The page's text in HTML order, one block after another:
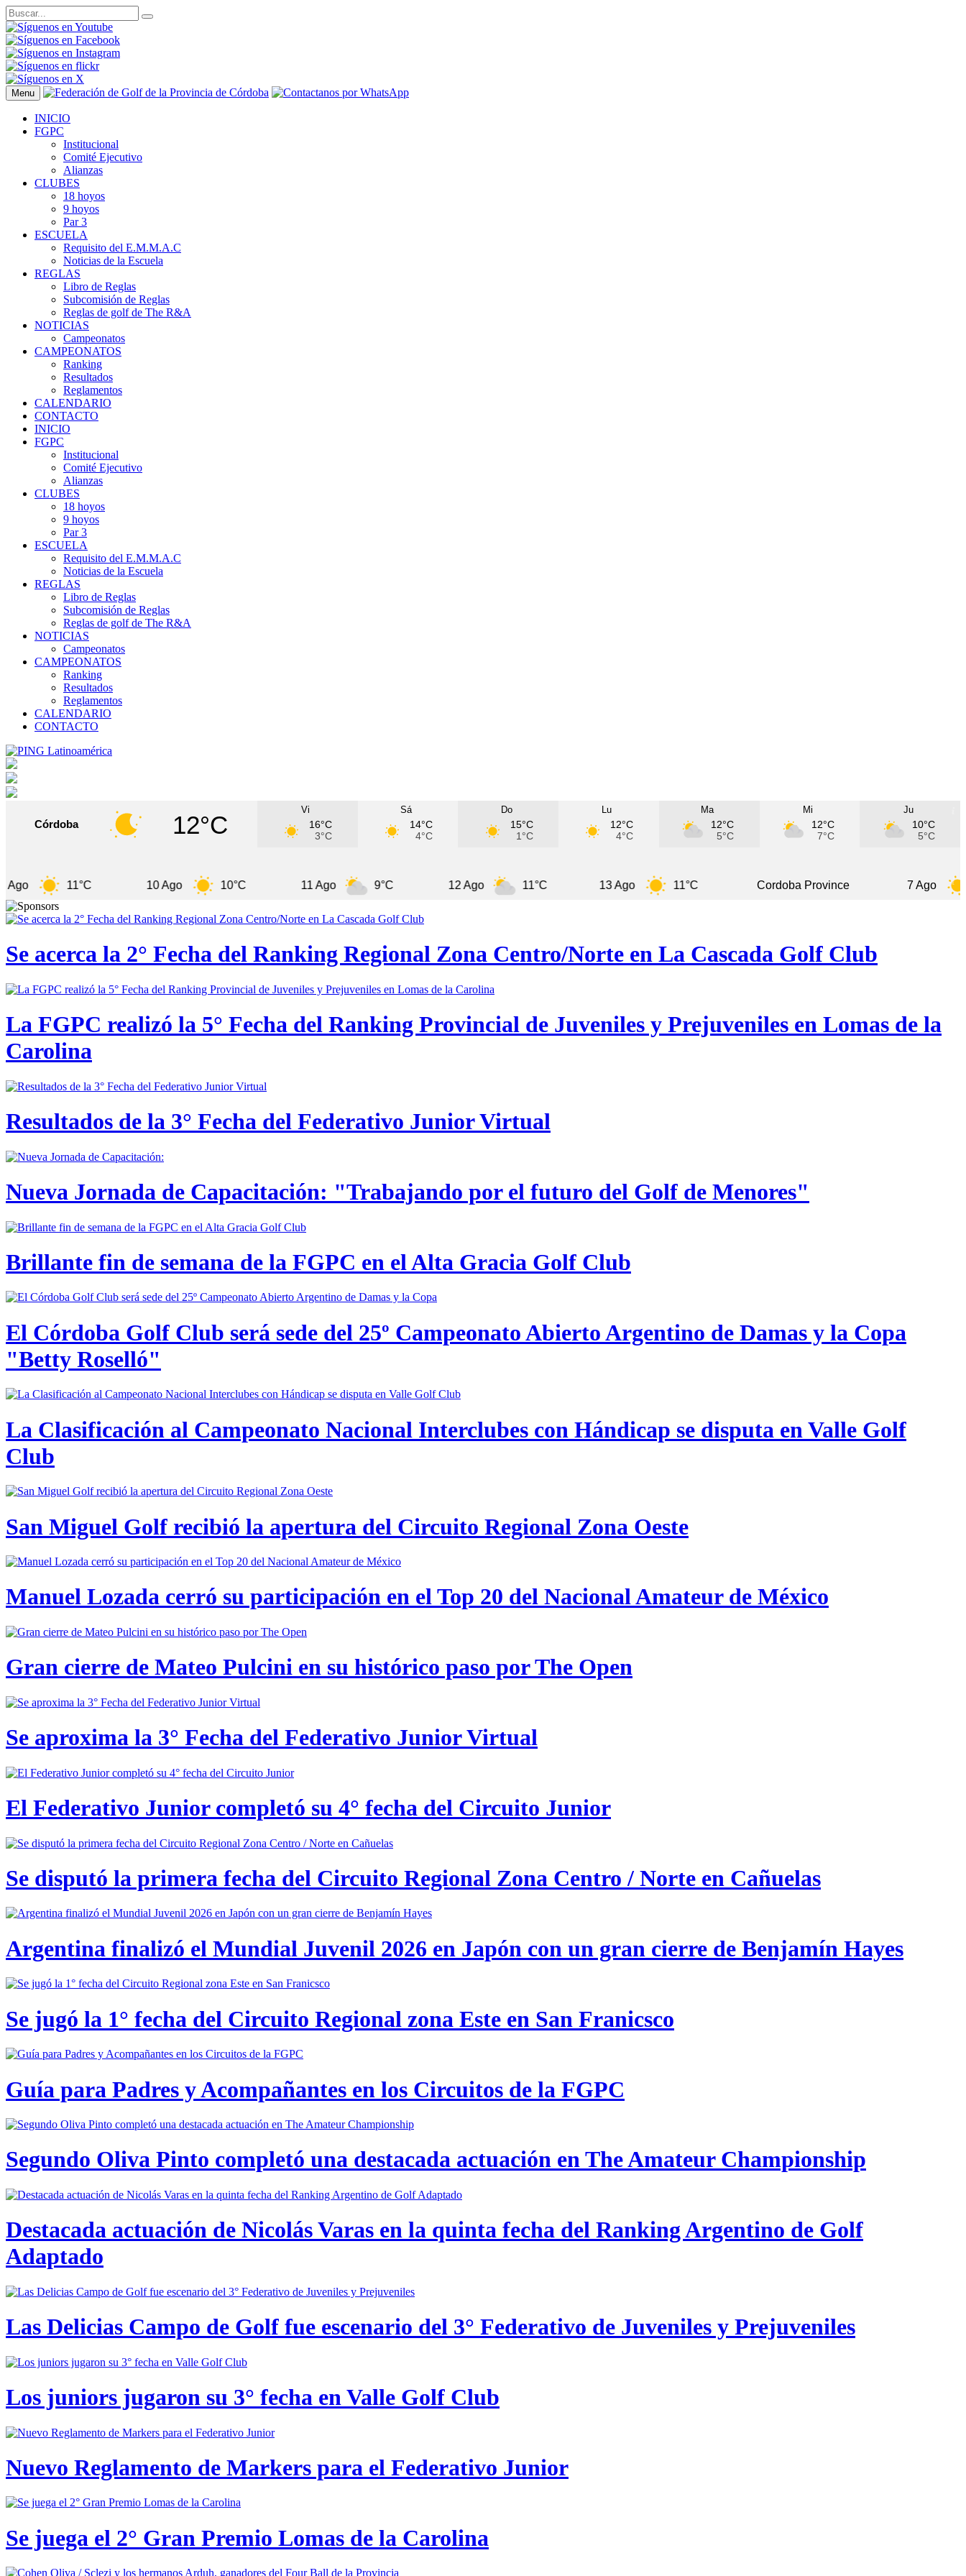
Menu
INICIO
FGPC
Institucional
Comité Ejecutivo
Alianzas
CLUBES
18 hoyos
9 hoyos
Par 3
ESCUELA
Requisito del E.M.M.A.C
Noticias de la Escuela
REGLAS
Libro de Reglas
Subcomisión de Reglas
Reglas de golf de The R&A
NOTICIAS
Campeonatos
CAMPEONATOS
Ranking
Resultados
Reglamentos
CALENDARIO
CONTACTO
INICIO
FGPC
Institucional
Comité Ejecutivo
Alianzas
CLUBES
18 hoyos
9 hoyos
Par 3
ESCUELA
Requisito del E.M.M.A.C
Noticias de la Escuela
REGLAS
Libro de Reglas
Subcomisión de Reglas
Reglas de golf de The R&A
NOTICIAS
Campeonatos
CAMPEONATOS
Ranking
Resultados
Reglamentos
CALENDARIO
CONTACTO
Córdoba 12°C
Vi
16°C
3°C
Sá
14°C
4°C
Do
15°C
1°C
Lu
12°C
4°C
Ma
12°C
5°C
Mi
12°C
7°C
Ju
10°C
5°C
11°C 10°C 9°C 11°C 11°C Cordoba Province 14°C
Se acerca la 2° Fecha del Ranking Regional Zona Centro/Norte en La Cascada Golf Club
La FGPC realizó la 5° Fecha del Ranking Provincial de Juveniles y Prejuveniles en Lomas de la
Carolina
Resultados de la 3° Fecha del Federativo Junior Virtual
Nueva Jornada de Capacitación: "Trabajando por el futuro del Golf de Menores"
Brillante fin de semana de la FGPC en el Alta Gracia Golf Club
El Córdoba Golf Club será sede del 25º Campeonato Abierto Argentino de Damas y la Copa
"Betty Roselló"
La Clasificación al Campeonato Nacional Interclubes con Hándicap se disputa en Valle Golf
Club
San Miguel Golf recibió la apertura del Circuito Regional Zona Oeste
Manuel Lozada cerró su participación en el Top 20 del Nacional Amateur de México
Gran cierre de Mateo Pulcini en su histórico paso por The Open
Se aproxima la 3° Fecha del Federativo Junior Virtual
El Federativo Junior completó su 4° fecha del Circuito Junior
Se disputó la primera fecha del Circuito Regional Zona Centro / Norte en Cañuelas
Argentina finalizó el Mundial Juvenil 2026 en Japón con un gran cierre de Benjamín Hayes
Se jugó la 1° fecha del Circuito Regional zona Este en San Franicsco
Guía para Padres y Acompañantes en los Circuitos de la FGPC
Segundo Oliva Pinto completó una destacada actuación en The Amateur Championship
Destacada actuación de Nicolás Varas en la quinta fecha del Ranking Argentino de Golf
Adaptado
Las Delicias Campo de Golf fue escenario del 3° Federativo de Juveniles y Prejuveniles
Los juniors jugaron su 3° fecha en Valle Golf Club
Nuevo Reglamento de Markers para el Federativo Junior
Se juega el 2° Gran Premio Lomas de la Carolina